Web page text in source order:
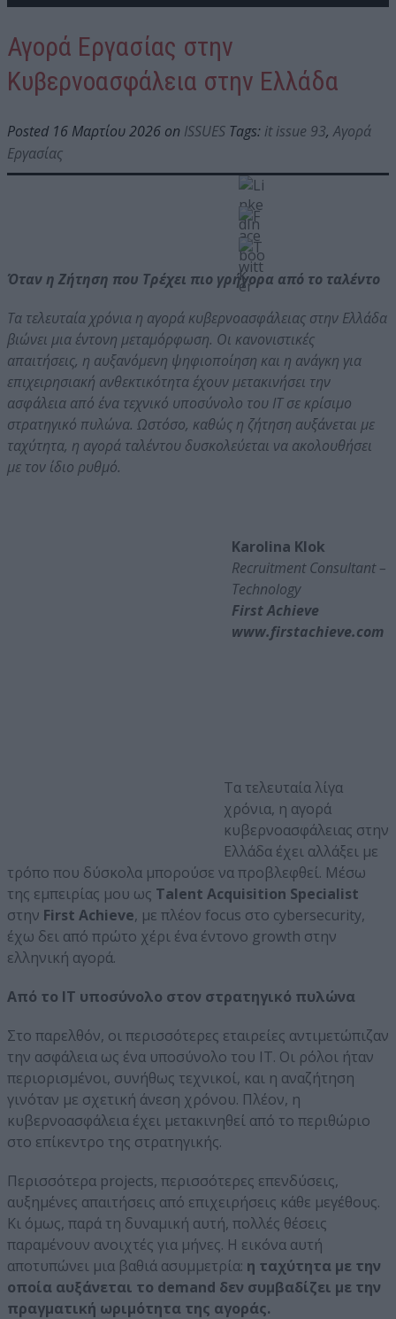
Αγορά Εργασίας στην
Κυβερνοασφάλεια στην Ελλάδα
Posted 16 Μαρτίου 2026 on ISSUES Tags: it issue 93,Αγορά
Εργασίας
Όταν η Ζήτηση που Τρέχει πιο γρήγορα από το ταλέντο
Τα τελευταία χρόνια η αγορά κυβερνοασφάλειας στην Ελλάδα
βιώνει μια έντονη μεταμόρφωση. Οι κανονιστικές
απαιτήσεις, η αυξανόμενη ψηφιοποίηση και η ανάγκη για
επιχειρησιακή ανθεκτικότητα έχουν μετακινήσει την
ασφάλεια από ένα τεχνικό υποσύνολο του IT σε κρίσιμο
στρατηγικό πυλώνα. Ωστόσο, καθώς η ζήτηση αυξάνεται με
ταχύτητα, η αγορά ταλέντου δυσκολεύεται να ακολουθήσει
με τον ίδιο ρυθμό.
Karolina Klok
Recruitment Consultant –
Technology
First Achieve
www.firstachieve.com
Τα τελευταία λίγα
χρόνια, η αγορά
κυβερνοασφάλειας στην
Ελλάδα έχει αλλάξει με
τρόπο που δύσκολα μπορούσε να προβλεφθεί. Μέσω
της εμπειρίας μου ως Talent Acquisition Specialist
στην First Achieve, με πλέον focus στο cybersecurity,
έχω δει από πρώτο χέρι ένα έντονο growth στην
ελληνική αγορά.
Από το IT υποσύνολο στον στρατηγικό πυλώνα
Στο παρελθόν, οι περισσότερες εταιρείες αντιμετώπιζαν
την ασφάλεια ως ένα υποσύνολο του IT. Οι ρόλοι ήταν
περιορισμένοι, συνήθως τεχνικοί, και η αναζήτηση
γινόταν με σχετική άνεση χρόνου. Πλέον, η
κυβερνοασφάλεια έχει μετακινηθεί από το περιθώριο
στο επίκεντρο της στρατηγικής.
Περισσότερα projects, περισσότερες επενδύσεις,
αυξημένες απαιτήσεις από επιχειρήσεις κάθε μεγέθους.
Κι όμως, παρά τη δυναμική αυτή, πολλές θέσεις
παραμένουν ανοιχτές για μήνες. Η εικόνα αυτή
αποτυπώνει μια βαθιά ασυμμετρία: η ταχύτητα με την
οποία αυξάνεται το demand δεν συμβαδίζει με την
πραγματική ωριμότητα της αγοράς.